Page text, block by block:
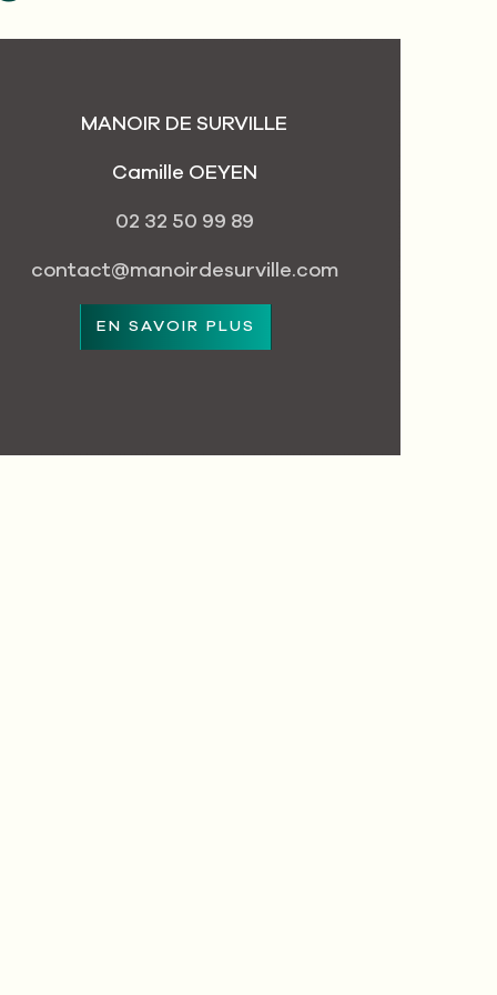
MANOIR DE SURVILLE
Camille OEYEN
02 32 50 99 89
contact@manoirdesurville.com
EN SAVOIR PLUS